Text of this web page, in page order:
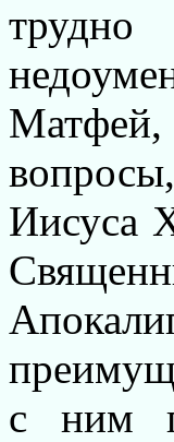
Иисуса
с ним